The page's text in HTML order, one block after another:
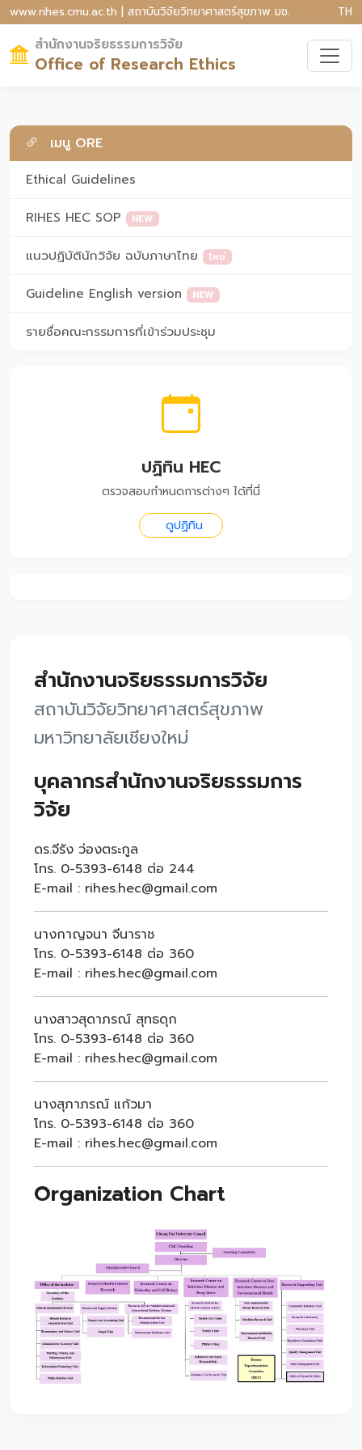
www.rihes.cmu.ac.th | สถาบันวิจัยวิทยาศาสตร์สุขภาพ มช. TH
สำนักงานจริยธรรมการวิจัย
Office of Research Ethics
เมนู ORE
Ethical Guidelines
RIHES HEC SOP NEW
แนวปฏิบัตินักวิจัย ฉบับภาษาไทย ใหม่
Guideline English version NEW
รายชื่อคณะกรรมการที่เข้าร่วมประชุม
ปฏิทิน HEC
ตรวจสอบกำหนดการต่างๆ ได้ที่นี่
ดูปฏิทิน
สำนักงานจริยธรรมการวิจัย
สถาบันวิจัยวิทยาศาสตร์สุขภาพ
มหาวิทยาลัยเชียงใหม่
บุคลากรสำนักงานจริยธรรมการ
วิจัย
ดร.จีรัง ว่องตระกูล
โทร. 0-5393-6148 ต่อ 244
E-mail : rihes.hec@gmail.com
นางกาญจนา จีนาราช
โทร. 0-5393-6148 ต่อ 360
E-mail : rihes.hec@gmail.com
นางสาวสุดาภรณ์ สุทธดุก
โทร. 0-5393-6148 ต่อ 360
E-mail : rihes.hec@gmail.com
นางสุภาภรณ์ แก้วมา
โทร. 0-5393-6148 ต่อ 360
E-mail : rihes.hec@gmail.com
Organization Chart